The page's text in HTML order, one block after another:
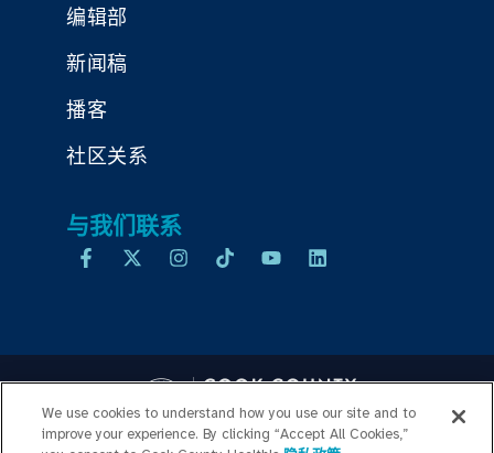
编辑部
新闻稿
播客
社区关系
与我们联系
We use cookies to understand how you use our site and to
improve your experience. By clicking “Accept All Cookies,”